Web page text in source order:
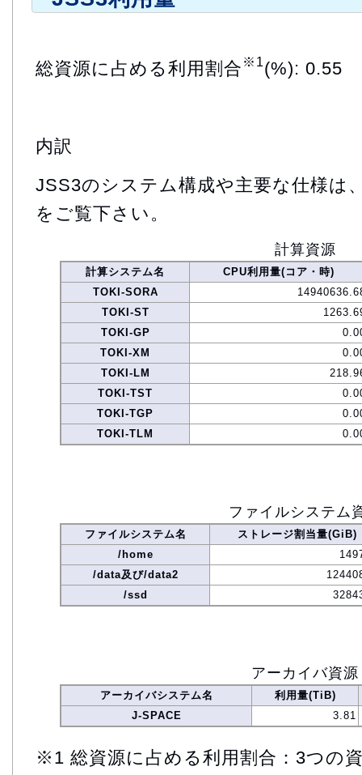
総資源に占める利用割合 ※1(%): 0.55
内訳
JSS3のシステム構成や主要な仕様は
をご覧下さい。
計算資源
計算システム名
CPU利用量(コア・時)
TOKI-SORA
TOKI-ST
TOKI-GP
TOKI-XM
TOKI-LM
TOKI-TST
TOKI-TGP
TOKI-TLM
ファイルシステム
ファイルシステム名
ストレージ割当量(GiB)
/home
/data及び/data2
/ssd
アーカイバ資源
アーカイバシステム名
利用量(TiB)
J-SPACE
3.81
※1 総資源に占める利用割合：3つの